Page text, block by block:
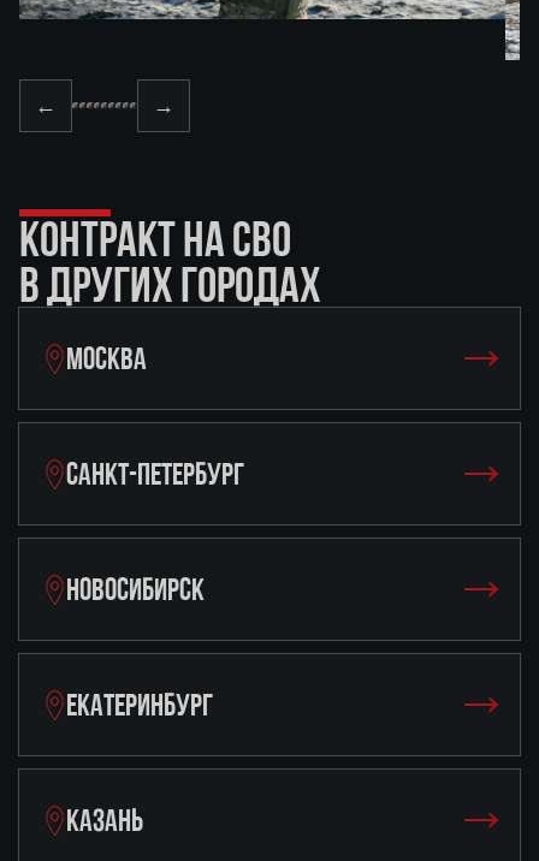
← →
КОНТРАКТ НА СВО
В ДРУГИХ ГОРОДАХ
МОСКВА
САНКТ-ПЕТЕРБУРГ
НОВОСИБИРСК
ЕКАТЕРИНБУРГ
КАЗАНЬ